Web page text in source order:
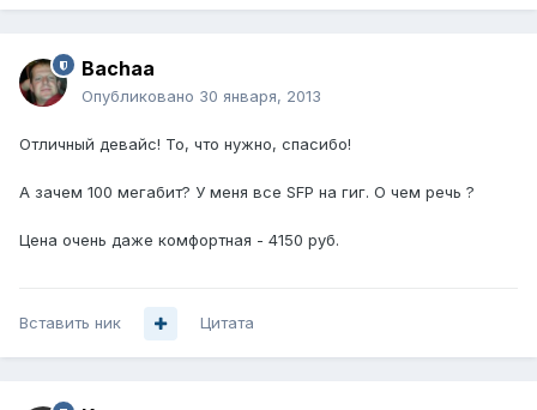
Bachaa
Опубликовано 30 января, 2013
Отличный девайс! То, что нужно, спасибо!
А зачем 100 мегабит? У меня все SFP на гиг. О чем речь ?
Цена очень даже комфортная - 4150 руб.
Вставить ник Цитата